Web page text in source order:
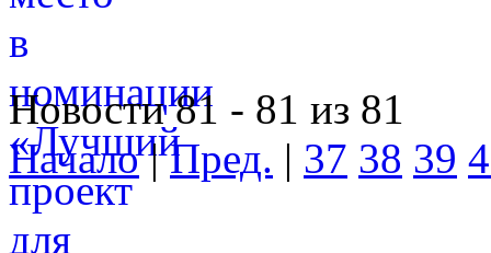
Новости 81 - 81 из 81
Начало|Пред. | 37 38 39